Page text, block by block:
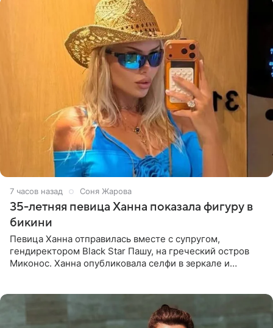
7 часов назад Соня Жарова
35-летняя певица Ханна показала фигуру в
бикини
Певица Ханна отправилась вместе с супругом,
гендиректором Black Star Пашу, на греческий остров
Миконос. Ханна опубликовала селфи в зеркале и